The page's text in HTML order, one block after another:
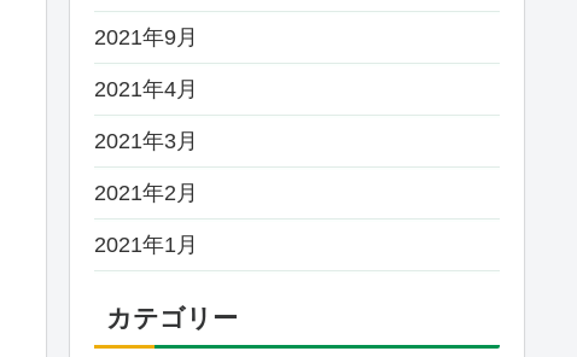
2021年9月
2021年4月
2021年3月
2021年2月
2021年1月
カテゴリー